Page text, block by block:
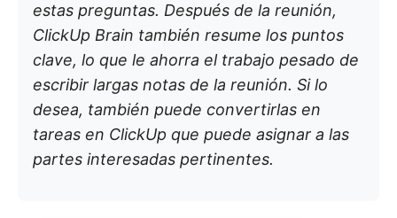
estas preguntas. Después de la reunión,
ClickUp Brain también resume los puntos
clave, lo que le ahorra el trabajo pesado de
escribir largas notas de la reunión. Si lo
desea, también puede convertirlas en
tareas en ClickUp que puede asignar a las
partes interesadas pertinentes.